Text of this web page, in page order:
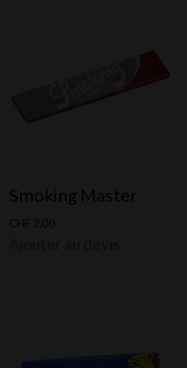
Smoking Master
CHF 2.00